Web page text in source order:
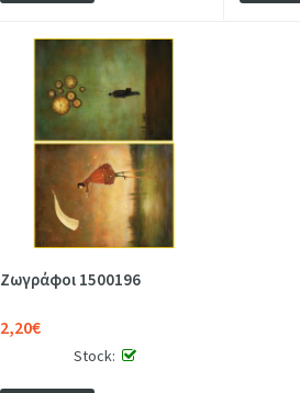
Ζωγράφοι 1500196
2,20€
Stock: